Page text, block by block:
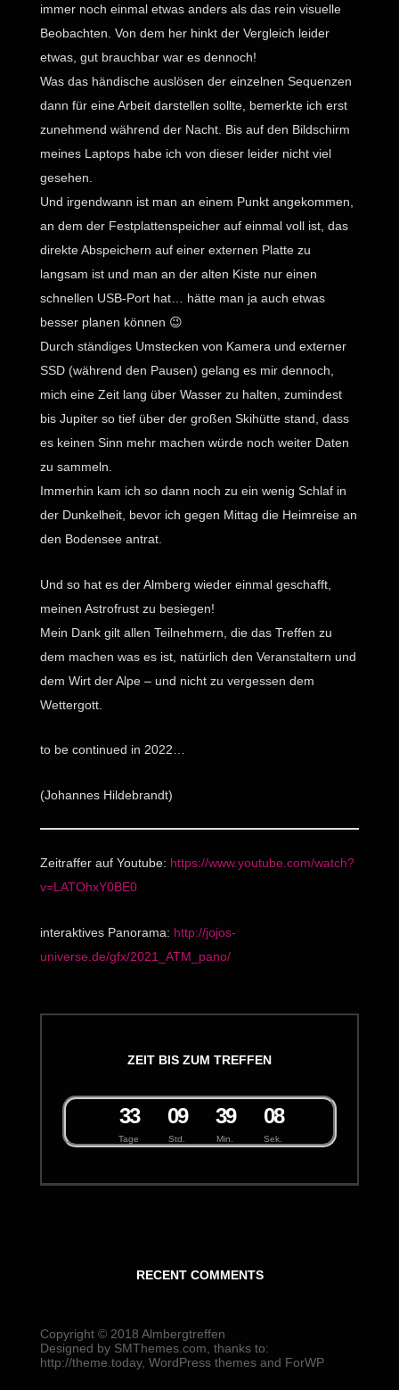
immer noch einmal etwas anders als das rein visuelle
Beobachten. Von dem her hinkt der Vergleich leider
etwas, gut brauchbar war es dennoch!
Was das händische auslösen der einzelnen Sequenzen
dann für eine Arbeit darstellen sollte, bemerkte ich erst
zunehmend während der Nacht. Bis auf den Bildschirm
meines Laptops habe ich von dieser leider nicht viel
gesehen.
Und irgendwann ist man an einem Punkt angekommen,
an dem der Festplattenspeicher auf einmal voll ist, das
direkte Abspeichern auf einer externen Platte zu
langsam ist und man an der alten Kiste nur einen
schnellen USB-Port hat… hätte man ja auch etwas
besser planen können 😉
Durch ständiges Umstecken von Kamera und externer
SSD (während den Pausen) gelang es mir dennoch,
mich eine Zeit lang über Wasser zu halten, zumindest
bis Jupiter so tief über der großen Skihütte stand, dass
es keinen Sinn mehr machen würde noch weiter Daten
zu sammeln.
Immerhin kam ich so dann noch zu ein wenig Schlaf in
der Dunkelheit, bevor ich gegen Mittag die Heimreise an
den Bodensee antrat.
Und so hat es der Almberg wieder einmal geschafft,
meinen Astrofrust zu besiegen!
Mein Dank gilt allen Teilnehmern, die das Treffen zu
dem machen was es ist, natürlich den Veranstaltern und
dem Wirt der Alpe – und nicht zu vergessen dem
Wettergott.
to be continued in 2022…
(Johannes Hildebrandt)
Zeitraffer auf Youtube: https://www.youtube.com/watch?
v=LATOhxY0BE0
interaktives Panorama: http://jojos-
universe.de/gfx/2021_ATM_pano/
ZEIT BIS ZUM TREFFEN
Tage
33
Std.
09
Min.
39
Sek.
08
RECENT COMMENTS
Copyright © 2018 Almbergtreffen
Designed by SMThemes.com, thanks to:
http://theme.today, WordPress themesand ForWP